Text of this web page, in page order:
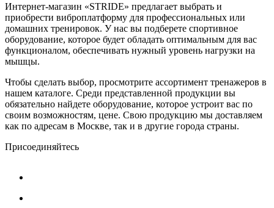
Интернет-магазин «STRIDE» предлагает выбрать и
приобрести виброплатформу для профессиональных или
домашних тренировок. У нас вы подберете спортивное
оборудование, которое будет обладать оптимальным для вас
функционалом, обеспечивать нужный уровень нагрузки на
мышцы.
Чтобы сделать выбор, просмотрите ассортимент тренажеров в
нашем каталоге. Среди представленной продукции вы
обязательно найдете оборудование, которое устроит вас по
своим возможностям, цене. Свою продукцию мы доставляем
как по адресам в Москве, так и в другие города страны.
Присоединяйтесь